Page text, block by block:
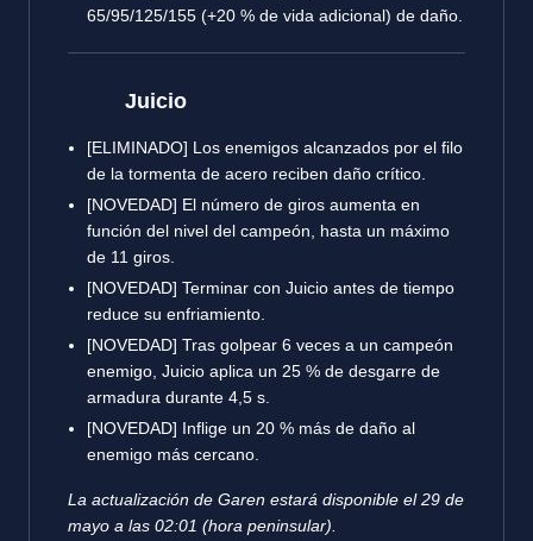
65/95/125/155 (+20 % de vida adicional) de daño.
Juicio
[ELIMINADO] Los enemigos alcanzados por el filo
de la tormenta de acero reciben daño crítico.
[NOVEDAD] El número de giros aumenta en
función del nivel del campeón, hasta un máximo
de 11 giros.
[NOVEDAD] Terminar con Juicio antes de tiempo
reduce su enfriamiento.
[NOVEDAD] Tras golpear 6 veces a un campeón
enemigo, Juicio aplica un 25 % de desgarre de
armadura durante 4,5 s.
[NOVEDAD] Inflige un 20 % más de daño al
enemigo más cercano.
La actualización de Garen estará disponible el 29 de
mayo a las 02:01 (hora peninsular).